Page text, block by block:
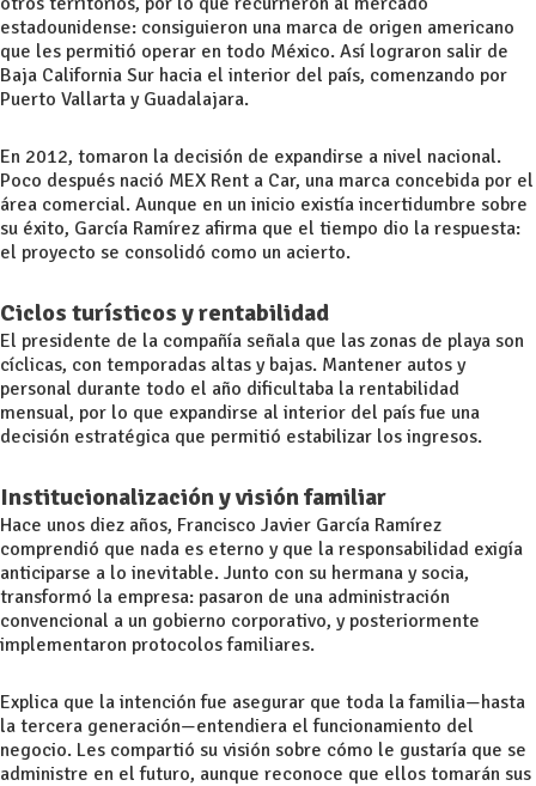
estadounidense: consiguieron una marca de origen americano
que les permitió operar en todo México. Así lograron salir de
Baja California Sur hacia el interior del país, comenzando por
Puerto Vallarta y Guadalajara.
En 2012, tomaron la decisión de expandirse a nivel nacional.
Poco después nació MEX Rent a Car, una marca concebida por el
área comercial. Aunque en un inicio existía incertidumbre sobre
su éxito, García Ramírez afirma que el tiempo dio la respuesta:
el proyecto se consolidó como un acierto.
Ciclos turísticos y rentabilidad
El presidente de la compañía señala que las zonas de playa son
cíclicas, con temporadas altas y bajas. Mantener autos y
personal durante todo el año dificultaba la rentabilidad
mensual, por lo que expandirse al interior del país fue una
decisión estratégica que permitió estabilizar los ingresos.
Institucionalización y visión familiar
Hace unos diez años, Francisco Javier García Ramírez
comprendió que nada es eterno y que la responsabilidad exigía
anticiparse a lo inevitable. Junto con su hermana y socia,
transformó la empresa: pasaron de una administración
convencional a un gobierno corporativo, y posteriormente
implementaron protocolos familiares.
Explica que la intención fue asegurar que toda la familia—hasta
la tercera generación—entendiera el funcionamiento del
negocio. Les compartió su visión sobre cómo le gustaría que se
administre en el futuro, aunque reconoce que ellos tomarán sus